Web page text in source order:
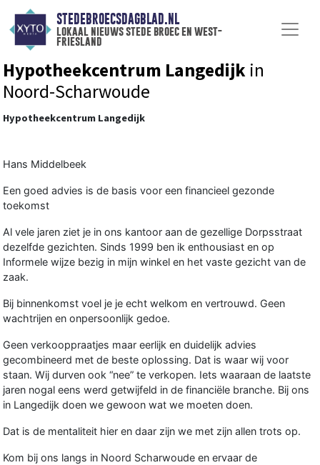
STEDEBROECSDAGBLAD.NL
lokaal nieuws stede broec en west-
friesland
Hypotheekcentrum Langedijk in
Noord-Scharwoude
Hypotheekcentrum Langedijk
Hans Middelbeek
Een goed advies is de basis voor een financieel gezonde
toekomst
Al vele jaren ziet je in ons kantoor aan de gezellige Dorpsstraat
dezelfde gezichten. Sinds 1999 ben ik enthousiast en op
Informele wijze bezig in mijn winkel en het vaste gezicht van de
zaak.
Bij binnenkomst voel je je echt welkom en vertrouwd. Geen
wachtrijen en onpersoonlijk gedoe.
Geen verkooppraatjes maar eerlijk en duidelijk advies
gecombineerd met de beste oplossing. Dat is waar wij voor
staan. Wij durven ook “nee” te verkopen. Iets waaraan de laatste
jaren nogal eens werd getwijfeld in de financiële branche. Bij ons
in Langedijk doen we gewoon wat we moeten doen.
Dat is de mentaliteit hier en daar zijn we met zijn allen trots op.
Kom bij ons langs in Noord Scharwoude en ervaar de